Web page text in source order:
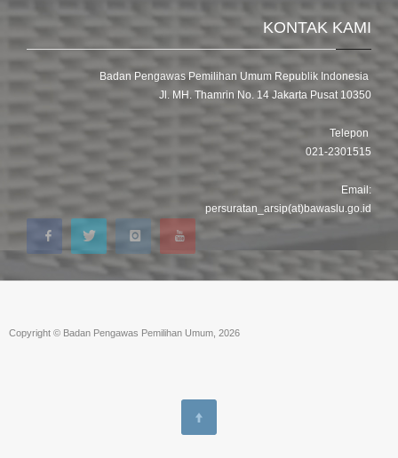
KONTAK KAMI
Badan Pengawas Pemilihan Umum Republik Indonesia
Jl. MH. Thamrin No. 14 Jakarta Pusat 10350
Telepon
021-2301515
Email:
persuratan_arsip(at)bawaslu.go.id
Copyright © Badan Pengawas Pemilihan Umum, 2026